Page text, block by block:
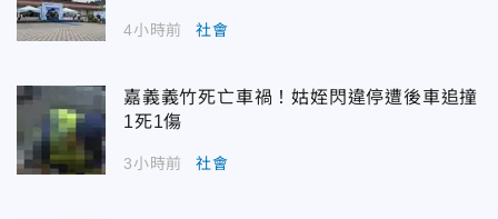
4小時前 社會
嘉義義竹死亡車禍！姑姪閃違停遭後車追撞
1死1傷
3小時前 社會